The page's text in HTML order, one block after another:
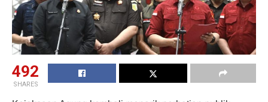
492
SHARES